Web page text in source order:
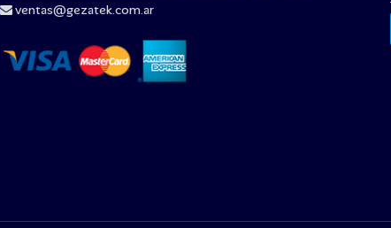
ventas@gezatek.com.ar